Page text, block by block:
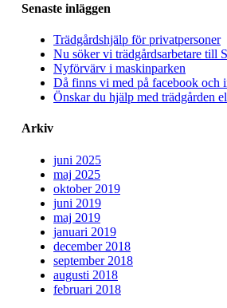
Senaste inläggen
Trädgårdshjälp för privatpersoner
Nu söker vi trädgårdsarbetare till
Nyförvärv i maskinparken
Då finns vi med på facebook och
Önskar du hjälp med trädgården
Arkiv
juni 2025
maj 2025
oktober 2019
juni 2019
maj 2019
januari 2019
december 2018
september 2018
augusti 2018
februari 2018